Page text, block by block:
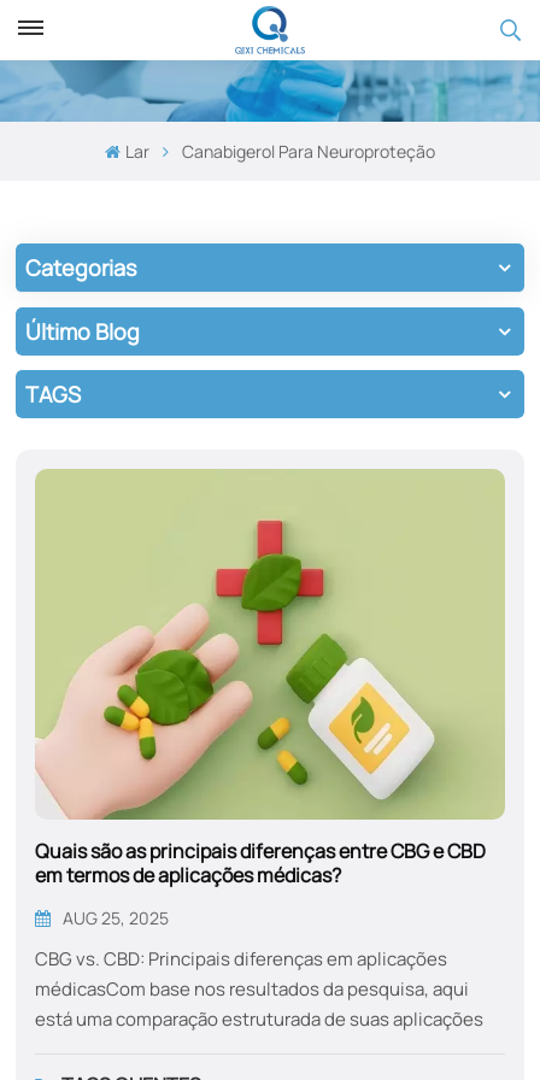
Lar Canabigerol Para Neuroproteção
Categorias
Último Blog
TAGS
Quais são as principais diferenças entre CBG e CBD
em termos de aplicações médicas?
AUG 25, 2025
CBG vs. CBD: Principais diferenças em aplicações
médicasCom base nos resultados da pesquisa, aqui
está uma comparação estruturada de suas aplicações